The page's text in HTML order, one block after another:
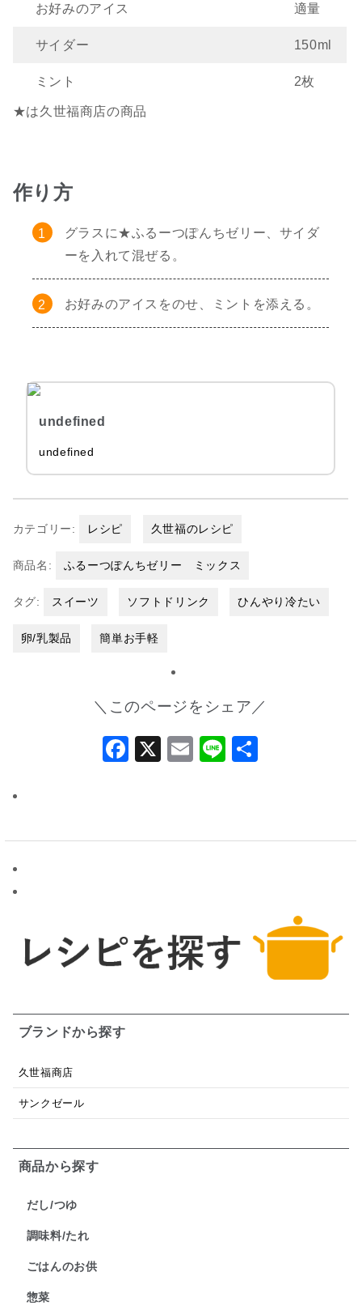
お好みのアイス 適量
サイダー 150ml
ミント 2枚
★は久世福商店の商品
作り方
グラスに★ふるーつぽんちゼリー、サイダ
ーを入れて混ぜる。
お好みのアイスをのせ、ミントを添える。
undefined
undefined
カテゴリー: レシピ 久世福のレシピ
商品名: ふるーつぽんちゼリー ミックス
タグ: スイーツ ソフトドリンク ひんやり冷たい
卵/乳製品 簡単お手軽
＼このページをシェア／
Facebook
X Email
Line
ブランドから探す
久世福商店
サンクゼール
商品から探す
だし/つゆ
調味料/たれ
ごはんのお供
惣菜